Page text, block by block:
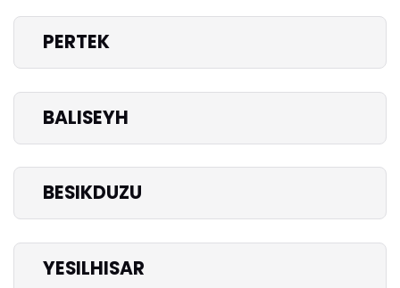
PERTEK
BALISEYH
BESIKDUZU
YESILHISAR